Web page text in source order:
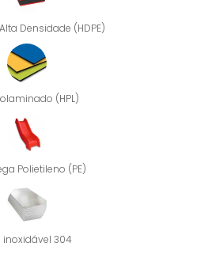
Densidade (HDPE)
(HPL)
Polietileno (PE)
inoxidável 304